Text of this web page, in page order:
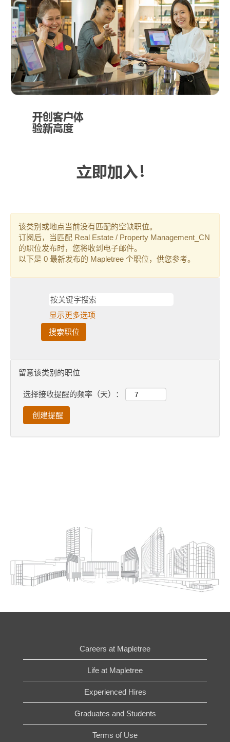
作，寻求将物
业转化成高收
益房地产的资
产增值模式，
以持续加强我
们的投资组
合。
开创客户体
验新高度
队以专业、友
善的态度为顾
听并回复客户
的问题，向客
户提供所需要
的信息，并积
需求。
立即加入！
该类别或地点当前没有匹配的空缺职位。
订阅后，当匹配 Real Estate / Property Management_CN
的职位发布时，您将收到电子邮件。
以下是 0 最新发布的 Mapletree 个职位，供您参考。
显示更多选项
留意该类别的职位
选择接收提醒的频率（天）：
Careers at Mapletree
Life at Mapletree
Experienced Hires
Graduates and Students
Terms of Use